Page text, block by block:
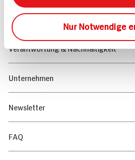
Nur Notwendige
Unser Magazin
Verantwortung & Nachhaltigkeit
Unternehmen
Newsletter
FAQ